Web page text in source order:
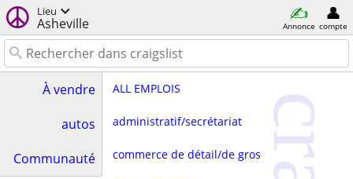
Lieu
Asheville Annonce compte
À vendre
autos
Communauté
ALL EMPLOIS
administratif/secrétariat
commerce de détail/de gros